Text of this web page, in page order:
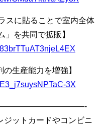
スに貼ることで室内全体
」を共同で拡販】
の生産能力を増強】
3X
ットカードやコンビニ